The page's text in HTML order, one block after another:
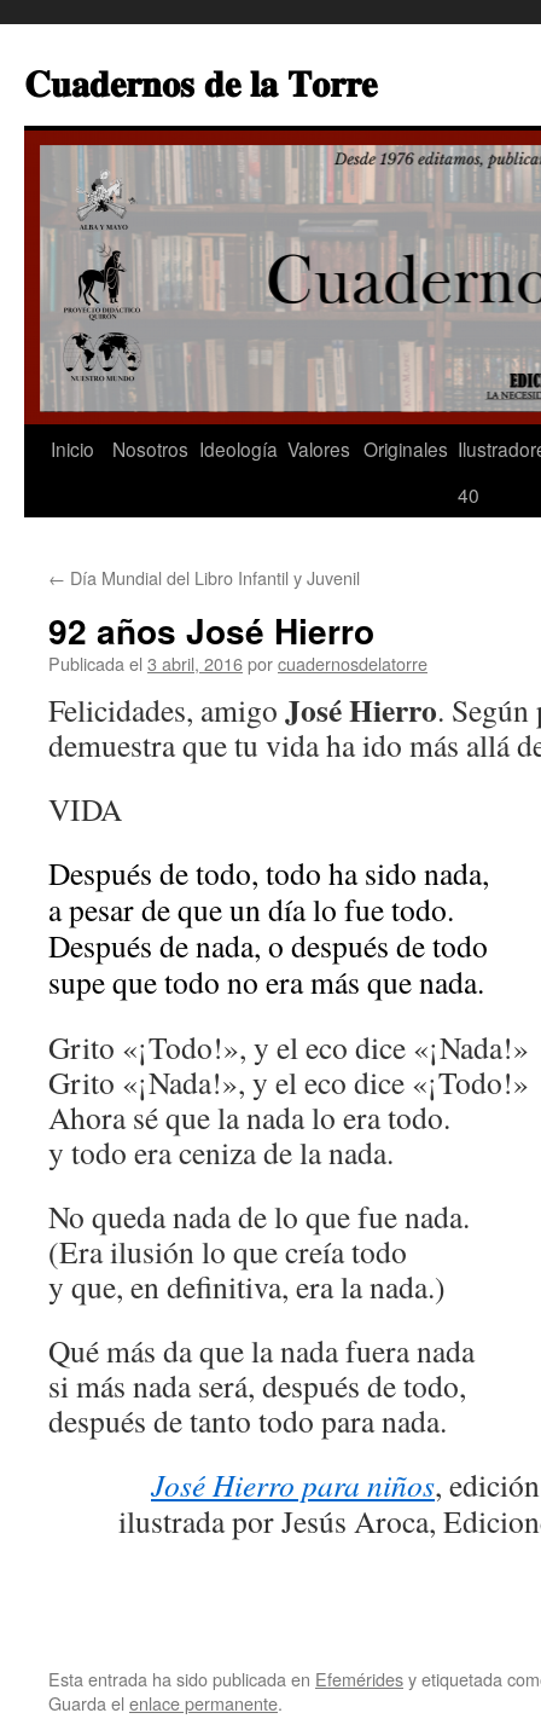
contenido
𝐂𝐮𝐚𝐝𝐞𝐫𝐧𝐨𝐬 𝐝𝐞 𝐥𝐚 𝐓𝐨𝐫𝐫𝐞
Inicio Nosotros Ideología Valores Originales
40
← Día Mundial del Libro Infantil y Juvenil
92 años José Hierro
Publicada el 3 abril, 2016porcuadernosdelatorre
Felicidades, amigo José Hierro. Según
demuestra que tu vida ha ido más allá
VIDA
Después de todo, todo ha sido nada,
a pesar de que un día lo fue todo.
Después de nada, o después de todo
supe que todo no era más que nada.
Grito «¡Todo!», y el eco dice «¡Nada!»
Grito «¡Nada!», y el eco dice «¡Todo!»
Ahora sé que la nada lo era todo.
y todo era ceniza de la nada.
No queda nada de lo que fue nada.
(Era ilusión lo que creía todo
y que, en definitiva, era la nada.)
Qué más da que la nada fuera nada
si más nada será, después de todo,
después de tanto todo para nada.
José Hierro para niños,
ilustrada por Jesús Aroca,
Esta entrada ha sido publicada en Efeméridesy etiquetada
Guarda el enlace permanente.